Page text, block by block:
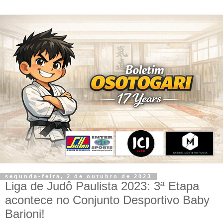
segunda-feira, 2 de outubro de 2023
Liga de Judô Paulista 2023: 3ª Etapa
acontece no Conjunto Desportivo Baby
Barioni!